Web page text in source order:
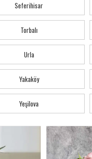
Seferihisar
Torbalı
Urla
Yakaköy
Yeşilova